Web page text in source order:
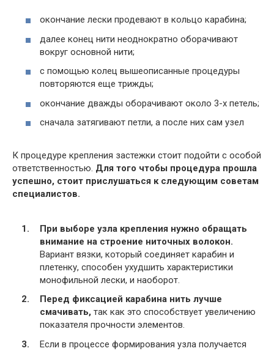
окончание лески продевают в кольцо карабина;
далее конец нити неоднократно оборачивают
вокруг основной нити;
с помощью колец вышеописанные процедуры
повторяются еще трижды;
окончание дважды оборачивают около 3-х петель;
сначала затягивают петли, а после них сам узел
К процедуре крепления застежки стоит подойти с особой
ответственностью. Для того чтобы процедура прошла
успешно, стоит прислушаться к следующим советам
специалистов.
При выборе узла крепления нужно обращать
внимание на строение ниточных волокон.
Вариант вязки, который соединяет карабин и
плетенку, способен ухудшить характеристики
монофильной лески, и наоборот.
Перед фиксацией карабина нить лучше
смачивать, так как это способствует увеличению
показателя прочности элементов.
Если в процессе формирования узла получается